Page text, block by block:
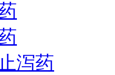
泻药